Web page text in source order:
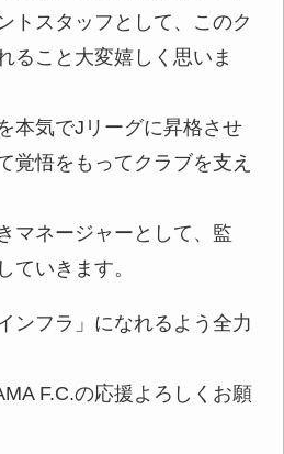
トスタッフとして、このク
ること大変嬉しく思いま
本気でJリーグに昇格させ
覚悟をもってクラブを支え
マネージャーとして、監
ていきます。
ンフラ」になれるよう全力
F.C.の応援よろしくお願